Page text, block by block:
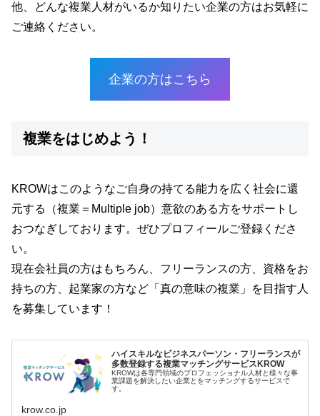
他、どんな複業人材がいるか知りたい企業の方はお気軽に
ご連絡ください。
企業の方はこちら
複業をはじめよう！
KROWはこのようなご自身の持てる能力を広く社会に還
元する（複業＝Multiple job）意欲のある方をサポートし
おつなぎしております。ぜひプロフィールご登録くださ
い。
現在会社員の方はもちろん、フリーランスの方、資格をお
持ちの方、起業家の方など「真の意味の複業」を目指す人
を募集しています！
ハイスキルなビジネスパーソン・フリーランスが
多数登録する複業マッチングサービスKROW
KROWは各専門領域のプロフェッショナル人材と様々な事
業課題を解決したい企業とをマッチングするサービスで
す。
krow.co.jp